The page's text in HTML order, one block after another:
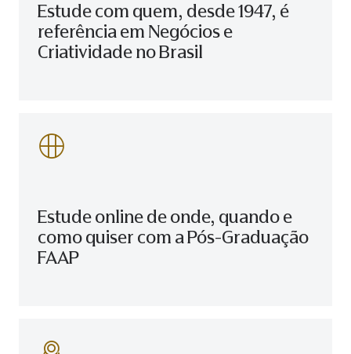
Estude com quem, desde 1947, é
referência em Negócios e
Criatividade no Brasil
Estude online de onde, quando e
como quiser com a Pós-Graduação
FAAP